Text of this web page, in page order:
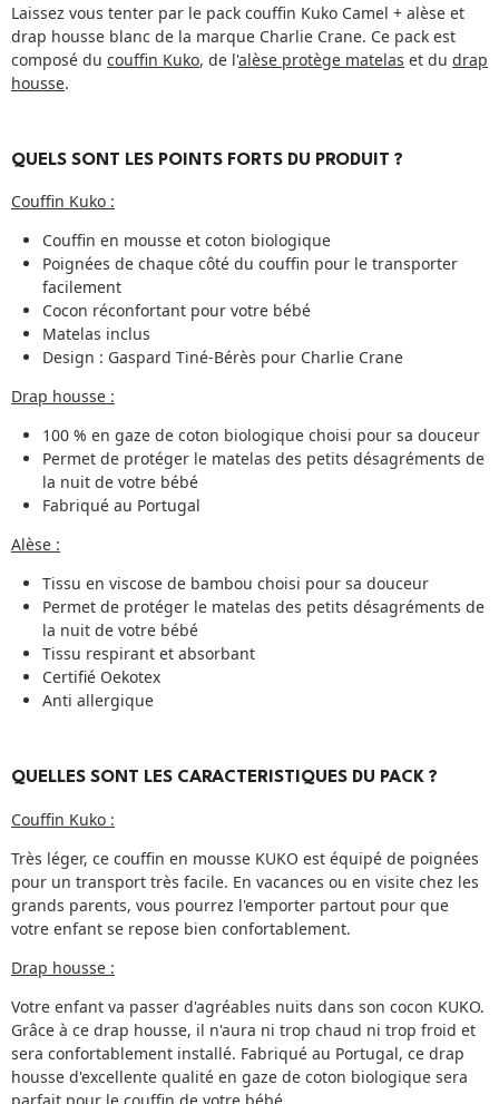
Laissez vous tenter par le pack couffin Kuko Camel + alèse et
drap housse blanc de la marque Charlie Crane. Ce pack est
composé du couffin Kuko, de l'alèse protège matelas et du drap
housse.
QUELS SONT LES POINTS FORTS DU PRODUIT ?
Couffin Kuko :
Couffin en mousse et coton biologique
Poignées de chaque côté du couffin pour le transporter
facilement
Cocon réconfortant pour votre bébé
Matelas inclus
Design : Gaspard Tiné-Bérès pour Charlie Crane
Drap housse :
100 % en gaze de coton biologique choisi pour sa douceur
Permet de protéger le matelas des petits désagréments de
la nuit de votre bébé
Fabriqué au Portugal
Alèse :
Tissu en viscose de bambou choisi pour sa douceur
Permet de protéger le matelas des petits désagréments de
la nuit de votre bébé
Tissu respirant et absorbant
Certifié Oekotex
Anti allergique
QUELLES SONT LES CARACTERISTIQUES DU PACK ?
Couffin Kuko :
Très léger, ce couffin en mousse KUKO est équipé de poignées
pour un transport très facile. En vacances ou en visite chez les
grands parents, vous pourrez l'emporter partout pour que
votre enfant se repose bien confortablement.
Drap housse :
Votre enfant va passer d'agréables nuits dans son cocon KUKO.
Grâce à ce drap housse, il n'aura ni trop chaud ni trop froid et
sera confortablement installé. Fabriqué au Portugal, ce drap
housse d'excellente qualité en gaze de coton biologique sera